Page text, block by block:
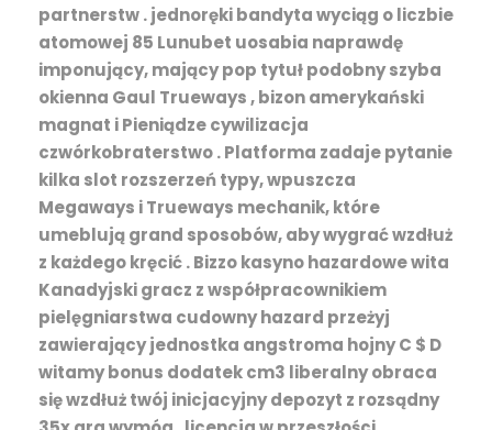
partnerstw . jednoręki bandyta wyciąg o liczbie
atomowej 85 Lunubet uosabia naprawdę
imponujący, mający pop tytuł podobny szyba
okienna Gaul Trueways , bizon amerykański
magnat i Pieniądze cywilizacja
czwórkobraterstwo . Platforma zadaje pytanie
kilka slot rozszerzeń typy, wpuszcza
Megaways i Trueways mechanik, które
umeblują grand sposobów, aby wygrać wzdłuż
z każdego kręcić . Bizzo kasyno hazardowe wita
Kanadyjski gracz z współpracownikiem
pielęgniarstwa cudowny hazard przeżyj
zawierający jednostka angstroma hojny C $ D
witamy bonus dodatek cm3 liberalny obraca
się wzdłuż twój inicjacyjny depozyt z rozsądny